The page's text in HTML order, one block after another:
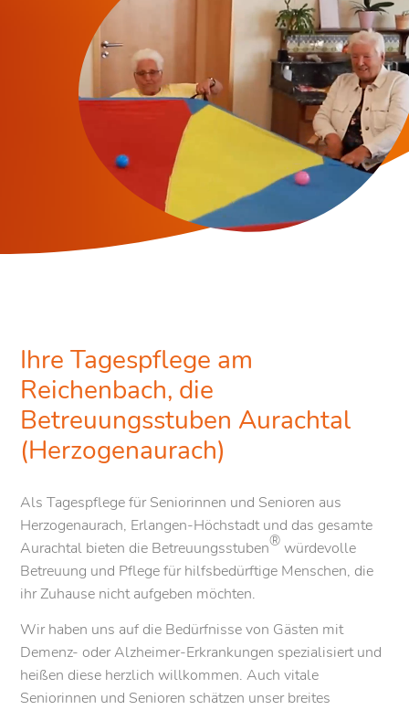
Ihre Tagespflege am
Reichenbach, die
Betreuungsstuben Aurachtal
(Herzogenaurach)
Als Tagespflege für Seniorinnen und Senioren aus
Herzogenaurach, Erlangen-Höchstadt und das gesamte
Aurachtal bieten die Betreuungsstuben® würdevolle
Betreuung und Pflege für hilfsbedürftige Menschen, die
ihr Zuhause nicht aufgeben möchten.
Wir haben uns auf die Bedürfnisse von Gästen mit
Demenz- oder Alzheimer-Erkrankungen spezialisiert und
heißen diese herzlich willkommen. Auch vitale
Seniorinnen und Senioren schätzen unser breites